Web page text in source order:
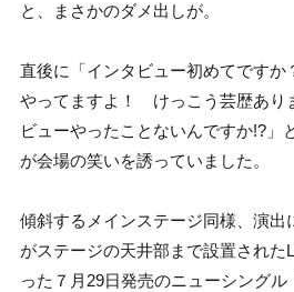
と、まさかのダメ出しが。
直後に「インタビュー初めてですか
やってますよ！ けっこう芸歴あ
ビューやったことないんですか!?」
が会場の笑いを誘っていました。
傾斜するメインステージ同様、演出
がステージの天井部まで設置された
った７月29日発売のニューシングル